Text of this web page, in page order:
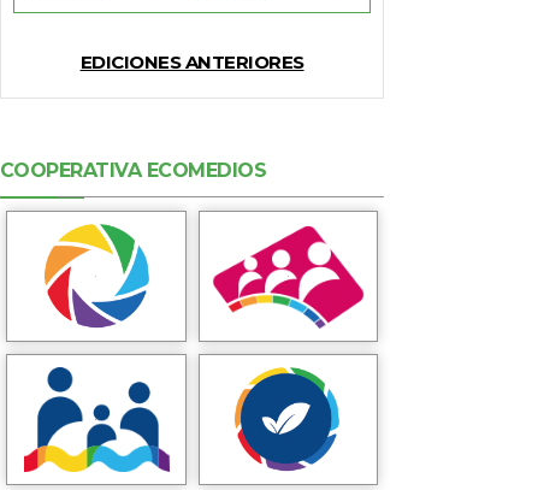
EDICIONES ANTERIORES
COOPERATIVA ECOMEDIOS